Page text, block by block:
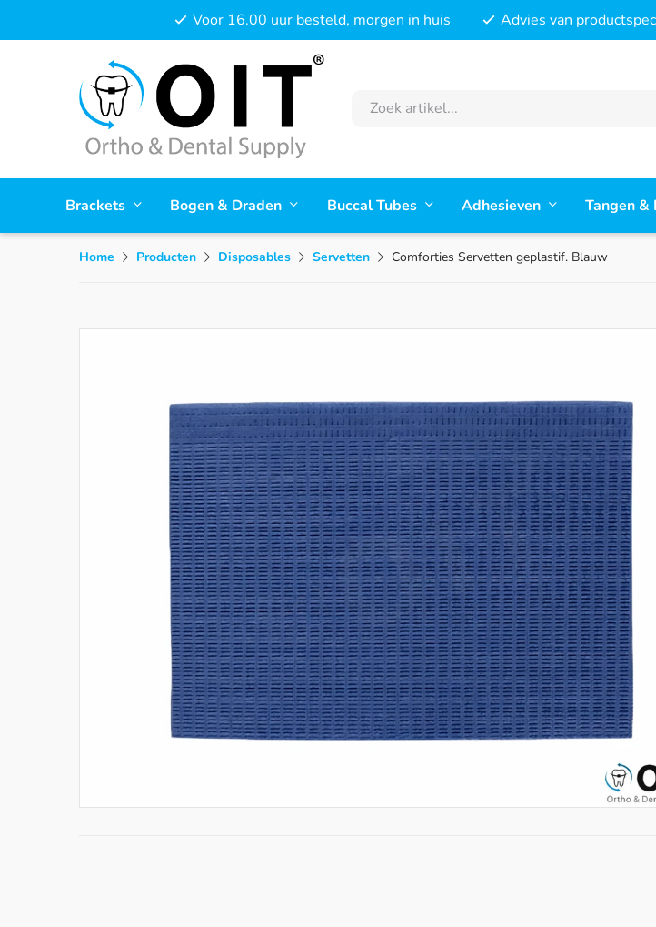
Voor 16.00 uur besteld, morgen in huis Advies van
Brackets Bogen & Draden Buccal Tubes Adhesieven Tangen &
Home Producten Disposables Servetten Comforties Servetten geplastif. Blauw